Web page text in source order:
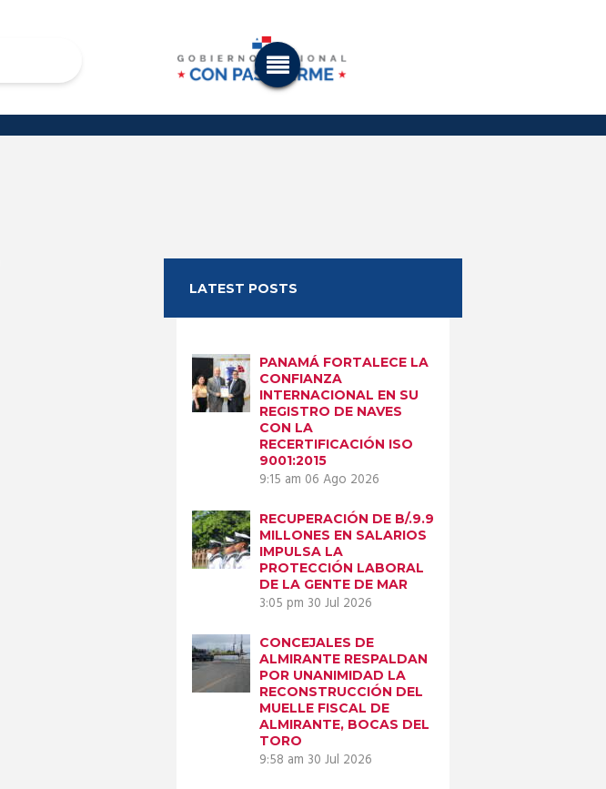
LATEST POSTS
PANAMÁ FORTALECE LA
CONFIANZA
INTERNACIONAL EN SU
REGISTRO DE NAVES
CON LA
RECERTIFICACIÓN ISO
9001:2015
9:15 am 06 Ago 2026
RECUPERACIÓN DE B/.9.9
MILLONES EN SALARIOS
IMPULSA LA
PROTECCIÓN LABORAL
DE LA GENTE DE MAR
3:05 pm 30 Jul 2026
CONCEJALES DE
ALMIRANTE RESPALDAN
POR UNANIMIDAD LA
RECONSTRUCCIÓN DEL
MUELLE FISCAL DE
ALMIRANTE, BOCAS DEL
TORO
9:58 am 30 Jul 2026